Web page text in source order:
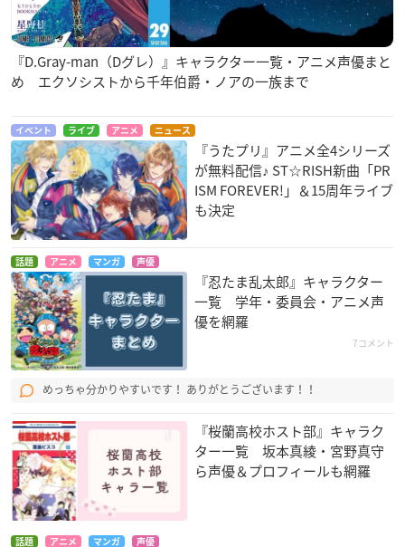
『D.Gray-man（Dグレ）』キャラクター一覧・アニメ声優まと
め エクソシストから千年伯爵・ノアの一族まで
イベント ライブ アニメ ニュース
『うたプリ』アニメ全4シリーズ
が無料配信♪ ST☆RISH新曲「PR
ISM FOREVER!」＆15周年ライブ
も決定
話題 アニメ マンガ 声優
『忍たま乱太郎』キャラクター
一覧 学年・委員会・アニメ声
優を網羅
7コメント
めっちゃ分かりやすいです！ ありがとうございます！！
『桜蘭高校ホスト部』キャラク
ター一覧 坂本真綾・宮野真守
ら声優＆プロフィールも網羅
話題 アニメ マンガ 声優